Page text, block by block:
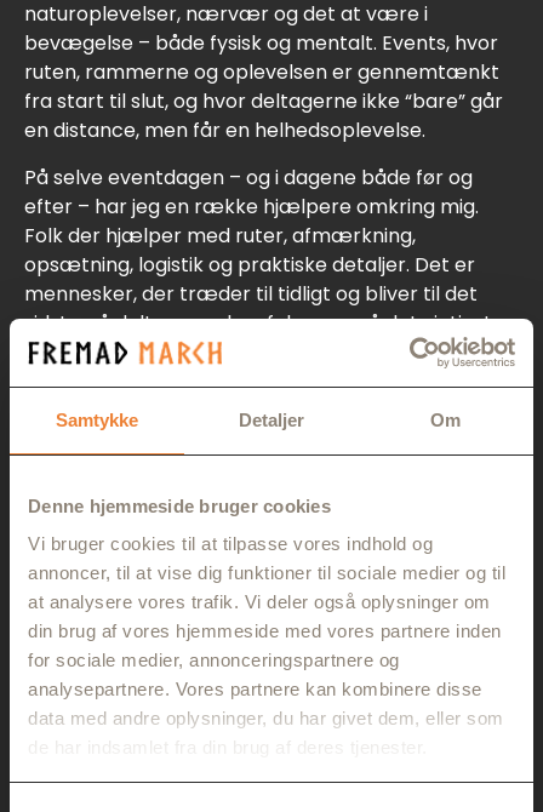
Samtykke Detaljer Om
Denne hjemmeside bruger cookies
Vi bruger cookies til at tilpasse vores indhold og
annoncer, til at vise dig funktioner til sociale medier og til
at analysere vores trafik. Vi deler også oplysninger om
din brug af vores hjemmeside med vores partnere inden
for sociale medier, annonceringspartnere og
analysepartnere. Vores partnere kan kombinere disse
data med andre oplysninger, du har givet dem, eller som
de har indsamlet fra din brug af deres tjenester.
naturoplevelser, nærvær og det at være i
bevægelse – både fysisk og mentalt. Events, hvor
ruten, rammerne og oplevelsen er gennemtænkt
fra start til slut, og hvor deltagerne ikke “bare” går
en distance, men får en helhedsoplevelse.
På selve eventdagen – og i dagene både før og
efter – har jeg en række hjælpere omkring mig.
Folk der hjælper med ruter, afmærkning,
opsætning, logistik og praktiske detaljer. Det er
mennesker, der træder til tidligt og bliver til det
sidste, så deltagerne kan fokusere på det vigtigste:
at gå.
Derfor udvikler jeg konstant nye formater, der
udfordrer den klassiske måde at tænke
Hell Walk – et kompromisløst koncept, der tester
både fysik og mindset – og med et helt nyt 100 km-
vandrekoncept, som snart ser dagens lys.
RETUR TIL DANMARKSKORTET